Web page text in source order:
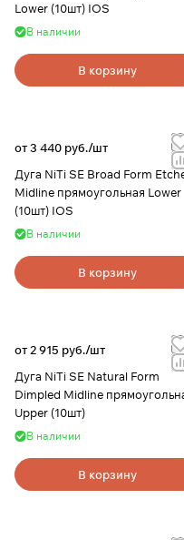
Lower (10шт) IOS
В наличии
В корзину
от 3 440 руб./шт
Дуга NiTi SE Broad Form
Midline прямоугольная Lower
(10шт) IOS
В наличии
В корзину
от 2 915 руб./шт
Дуга NiTi SE Natural Form
Dimpled Midline
Upper (10шт)
В наличии
В корзину